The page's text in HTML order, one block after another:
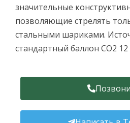
значительные
позволяющие стрелять
стальными шариками.
стандартный баллон СО2